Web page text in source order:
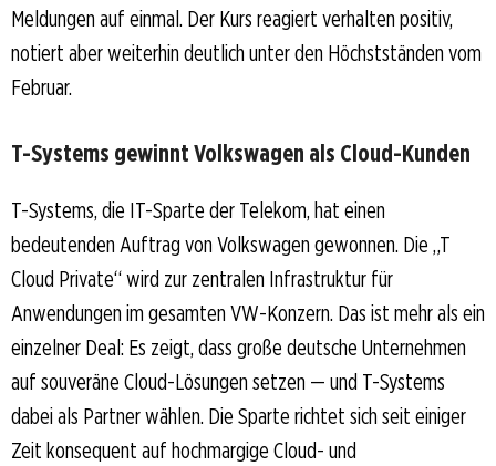
Meldungen auf einmal. Der Kurs reagiert verhalten positiv,
notiert aber weiterhin deutlich unter den Höchstständen vom
Februar.
T-Systems gewinnt Volkswagen als Cloud-Kunden
T-Systems, die IT-Sparte der Telekom, hat einen
bedeutenden Auftrag von Volkswagen gewonnen. Die „T
Cloud Private“ wird zur zentralen Infrastruktur für
Anwendungen im gesamten VW-Konzern. Das ist mehr als ein
einzelner Deal: Es zeigt, dass große deutsche Unternehmen
auf souveräne Cloud-Lösungen setzen — und T-Systems
dabei als Partner wählen. Die Sparte richtet sich seit einiger
Zeit konsequent auf hochmargige Cloud- und